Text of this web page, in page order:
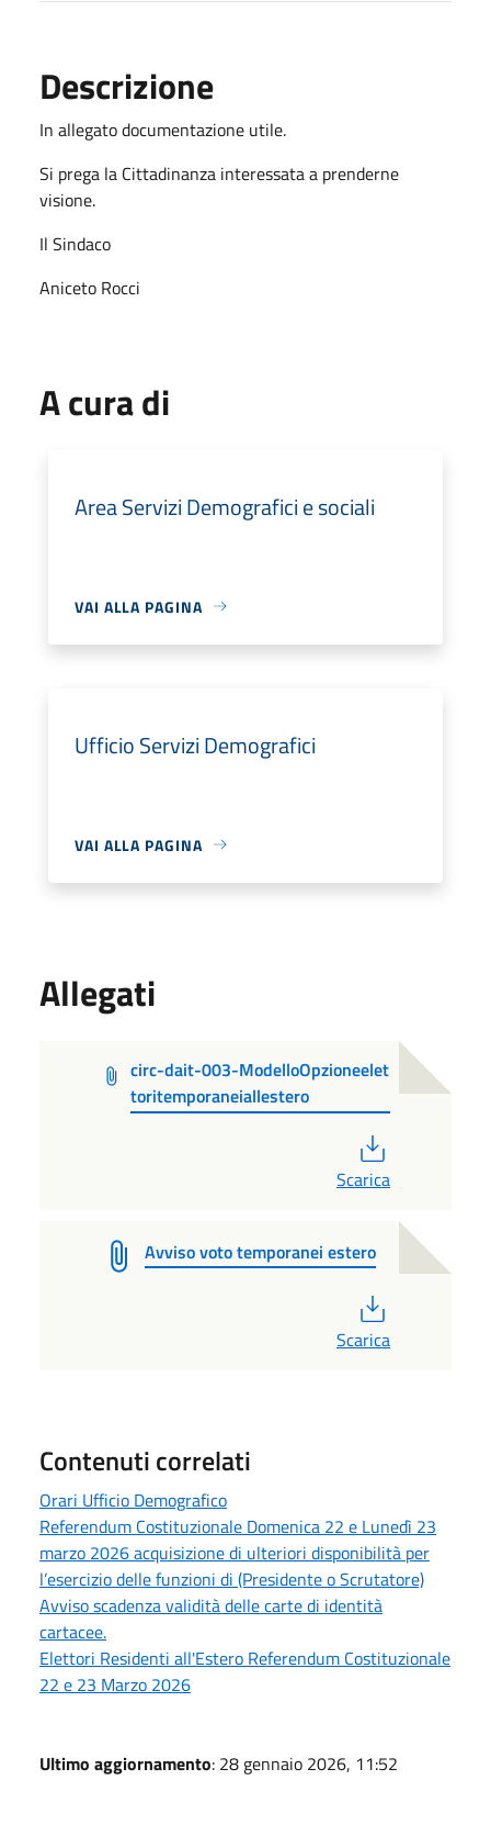
Descrizione
In allegato documentazione utile.
Si prega la Cittadinanza interessata a prenderne
visione.
Il Sindaco
Aniceto Rocci
A cura di
Area Servizi Demografici e sociali
VAI ALLA PAGINA
Ufficio Servizi Demografici
VAI ALLA PAGINA
Allegati
circ-dait-003-ModelloOpzioneelet
toritemporaneiallestero
Scarica
Avviso voto temporanei estero
Scarica
Contenuti correlati
Orari Ufficio Demografico
Referendum Costituzionale Domenica 22 e Lunedì 23
marzo 2026 acquisizione di ulteriori disponibilità per
l’esercizio delle funzioni di (Presidente o Scrutatore)
Avviso scadenza validità delle carte di identità
cartacee.
Elettori Residenti all'Estero Referendum Costituzionale
22 e 23 Marzo 2026
Ultimo aggiornamento: 28 gennaio 2026, 11:52